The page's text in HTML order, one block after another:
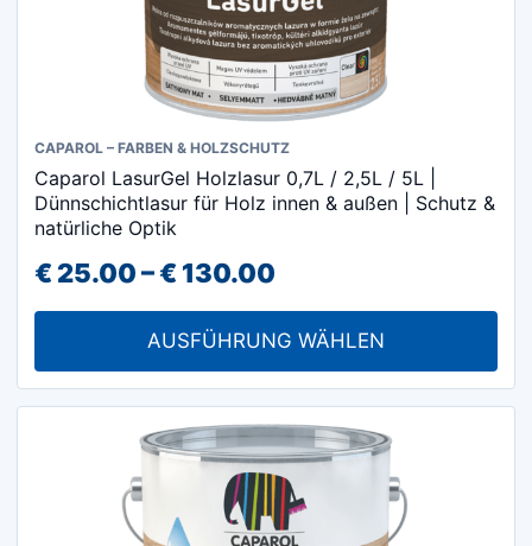
CAPAROL – FARBEN & HOLZSCHUTZ
Caparol LasurGel Holzlasur 0,7L / 2,5L / 5L |
Dünnschichtlasur für Holz innen & außen | Schutz &
natürliche Optik
€25.00–€130.00
€ 25.00
bis
€ 130.00
AUSFÜHRUNG WÄHLEN
Dieses
Produkt
weist
Varianten
auf.
Optionen
können
Produktseite